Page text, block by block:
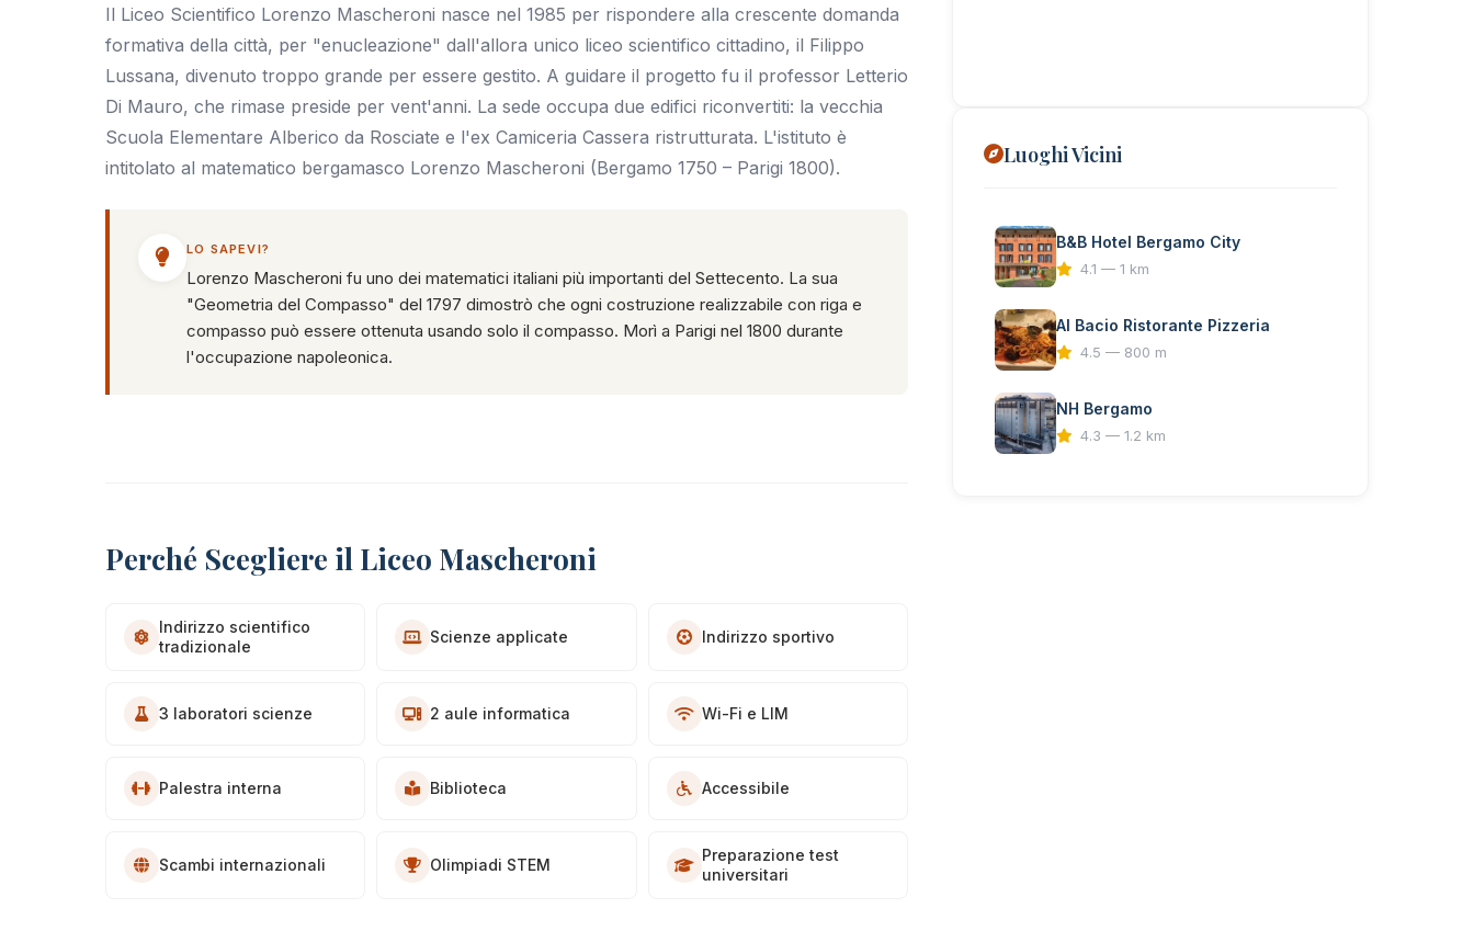
Il Liceo Scientifico Lorenzo Mascheroni nasce nel 1985 per rispondere alla crescente domanda
formativa della città, per "enucleazione" dall'allora unico liceo scientifico cittadino, il Filippo
Lussana, divenuto troppo grande per essere gestito. A guidare il progetto fu il professor Letterio
Di Mauro, che rimase preside per vent'anni. La sede occupa due edifici riconvertiti: la vecchia
Scuola Elementare Alberico da Rosciate e l'ex Camiceria Cassera ristrutturata. L'istituto è
intitolato al matematico bergamasco Lorenzo Mascheroni (Bergamo 1750 – Parigi 1800).
LO SAPEVI?
Lorenzo Mascheroni fu uno dei matematici italiani più importanti del Settecento. La sua
"Geometria del Compasso" del 1797 dimostrò che ogni costruzione realizzabile con riga e
compasso può essere ottenuta usando solo il compasso. Morì a Parigi nel 1800 durante
l'occupazione napoleonica.
Perché Scegliere il Liceo Mascheroni
Indirizzo scientifico
tradizionale
Scienze applicate Indirizzo sportivo
3 laboratori scienze 2 aule informatica Wi-Fi e LIM
Palestra interna Biblioteca Accessibile
Scambi internazionali Olimpiadi STEM
Preparazione test
universitari
Luoghi Vicini
B&B Hotel Bergamo City
4.1 — 1 km
Al Bacio Ristorante Pizzeria
4.5 — 800 m
NH Bergamo
4.3 — 1.2 km